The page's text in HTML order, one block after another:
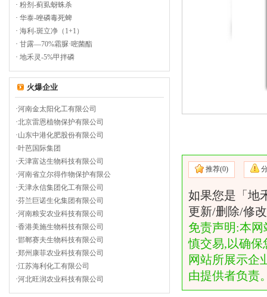
· 粉剂-蓟虱蚜蛛杀
· 华泰-唑磷毒死蜱
· 海利-斑立净（1+1）
· 甘露—70%霜脲·嘧菌酯
· 地禾灵-5%甲拌磷
火爆企业
·河南金太阳化工有限公司
·北京雷恩植物保护有限公司
·山东中港化肥股份有限公司
·叶芭国际集团
·天津富达生物科技有限公司
·河南省立尔得作物保护有限公
·天津永信集团化工有限公司
·芬兰巨诺生化集团有限公司
·河南粮安农业科技有限公司
·香港美施生物科技有限公司
·邯郸赛夫生物科技有限公司
·郑州康菲农业科技有限公司
·江苏海利化工有限公司
·河北旺润农业科技有限公司
推荐(0)
如果您是「地
更新/删除/修
免责声明:本
慎交易,以确
网站所展示企
由提供者负责